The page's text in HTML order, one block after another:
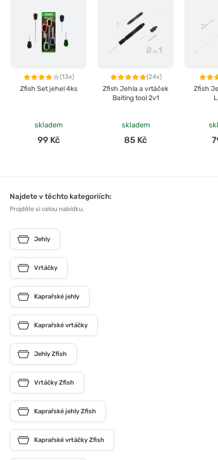
(13x)
Zfish Set jehel 4ks
skladem
99 Kč
(24x)
Zfish Jehla a vrtáček
Baiting tool 2v1
skladem
85 Kč
Zfish
Najdete v těchto kategoriích:
Projděte si celou nabídku.
Jehly
Vrtáčky
Kaprařské jehly
Kaprařské vrtáčky
Jehly Zfish
Vrtáčky Zfish
Kaprařské jehly Zfish
Kaprařské vrtáčky Zfish